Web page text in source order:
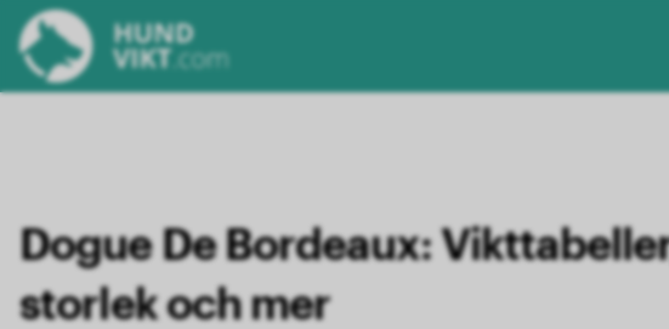
Dogue De Bordeaux:
storlek och mer